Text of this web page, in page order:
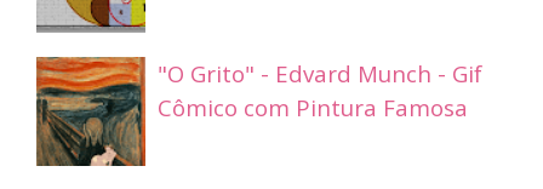
"O Grito" - Edvard Munch - Gif
Cômico com Pintura Famosa